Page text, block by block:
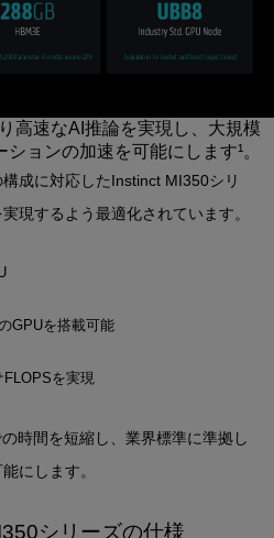
高速なAI推論を実現し、大規模
ョンの加速を可能にします¹。
成に対応したInstinct MI350シリ
現するよう最適化されています。
GPUを搭載可能
FLOPSを実現
時間を短縮し、業界標準に準拠し
にします。
シリーズの仕様